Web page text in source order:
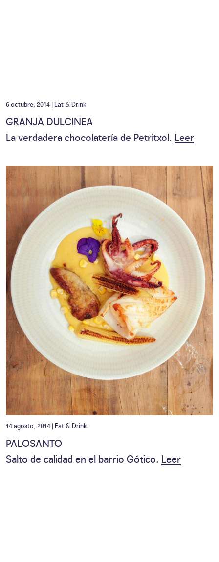
6 octubre, 2014 | Eat & Drink
GRANJA DULCINEA
La verdadera chocolatería de Petritxol. Leer
14 agosto, 2014 | Eat & Drink
PALOSANTO
Salto de calidad en el barrio Gótico. Leer